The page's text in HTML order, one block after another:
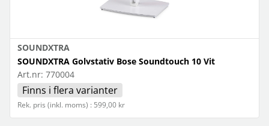
SOUNDXTRA
SOUNDXTRA Golvstativ Bose Soundtouch 10 Vit
Art.nr: 770004
Finns i flera varianter
Rek. pris (inkl. moms) : 599,00 kr